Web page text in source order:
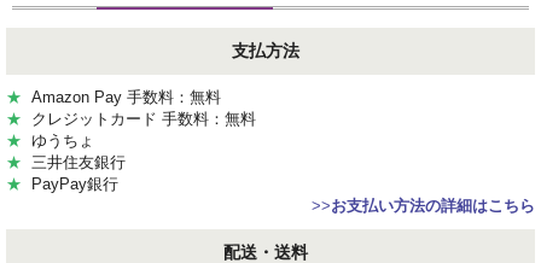
支払方法
★ Amazon Pay 手数料：無料
★ クレジットカード 手数料：無料
★ ゆうちょ
★ 三井住友銀行
★ PayPay銀行
>>お支払い方法の詳細はこちら
配送・送料